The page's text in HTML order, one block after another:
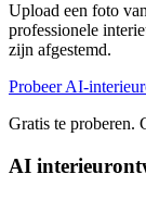
Upload een foto
professionele
zijn afgestemd.
Probeer AI-
Gratis te proberen.
AI